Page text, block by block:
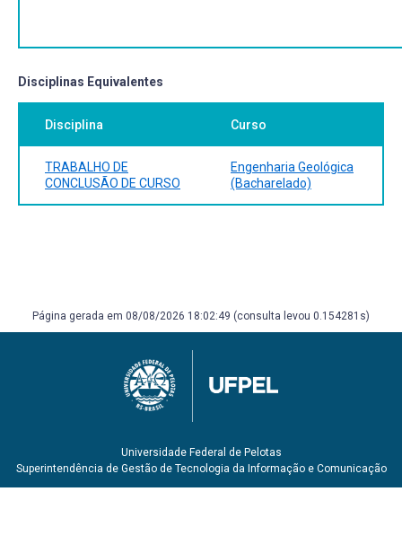
projeto de pesquisa e na condução do levantamento e
iii) capacitar ao uso de diferentes formas de comunicação
e expressão profissional.
Disciplinas Equivalentes
Disciplina Curso
TRABALHO DE
CONCLUSÃO DE CURSO
Engenharia Geológica
(Bacharelado)
Página gerada em 08/08/2026 18:02:49 (consulta levou 0.154281s)
Universidade Federal de Pelotas
Superintendência de Gestão de Tecnologia da Informação e Comunicação